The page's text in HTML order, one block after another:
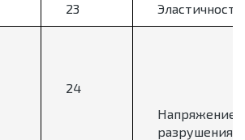
23 Эластичность
24
Напряжение
разрушения